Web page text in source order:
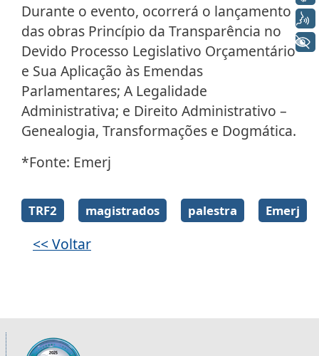
Durante o evento, ocorrerá o lançamento
das obras Princípio da Transparência no
Devido Processo Legislativo Orçamentário
e Sua Aplicação às Emendas
Parlamentares; A Legalidade
Administrativa; e Direito Administrativo –
Genealogia, Transformações e Dogmática.
*Fonte: Emerj
Galeria de imagens
TRF2
magistrados palestra Emerj
<< Voltar
Informações úteis sobre os órgãos da 2ª
Imagem
Voz
+ Acessibilidade